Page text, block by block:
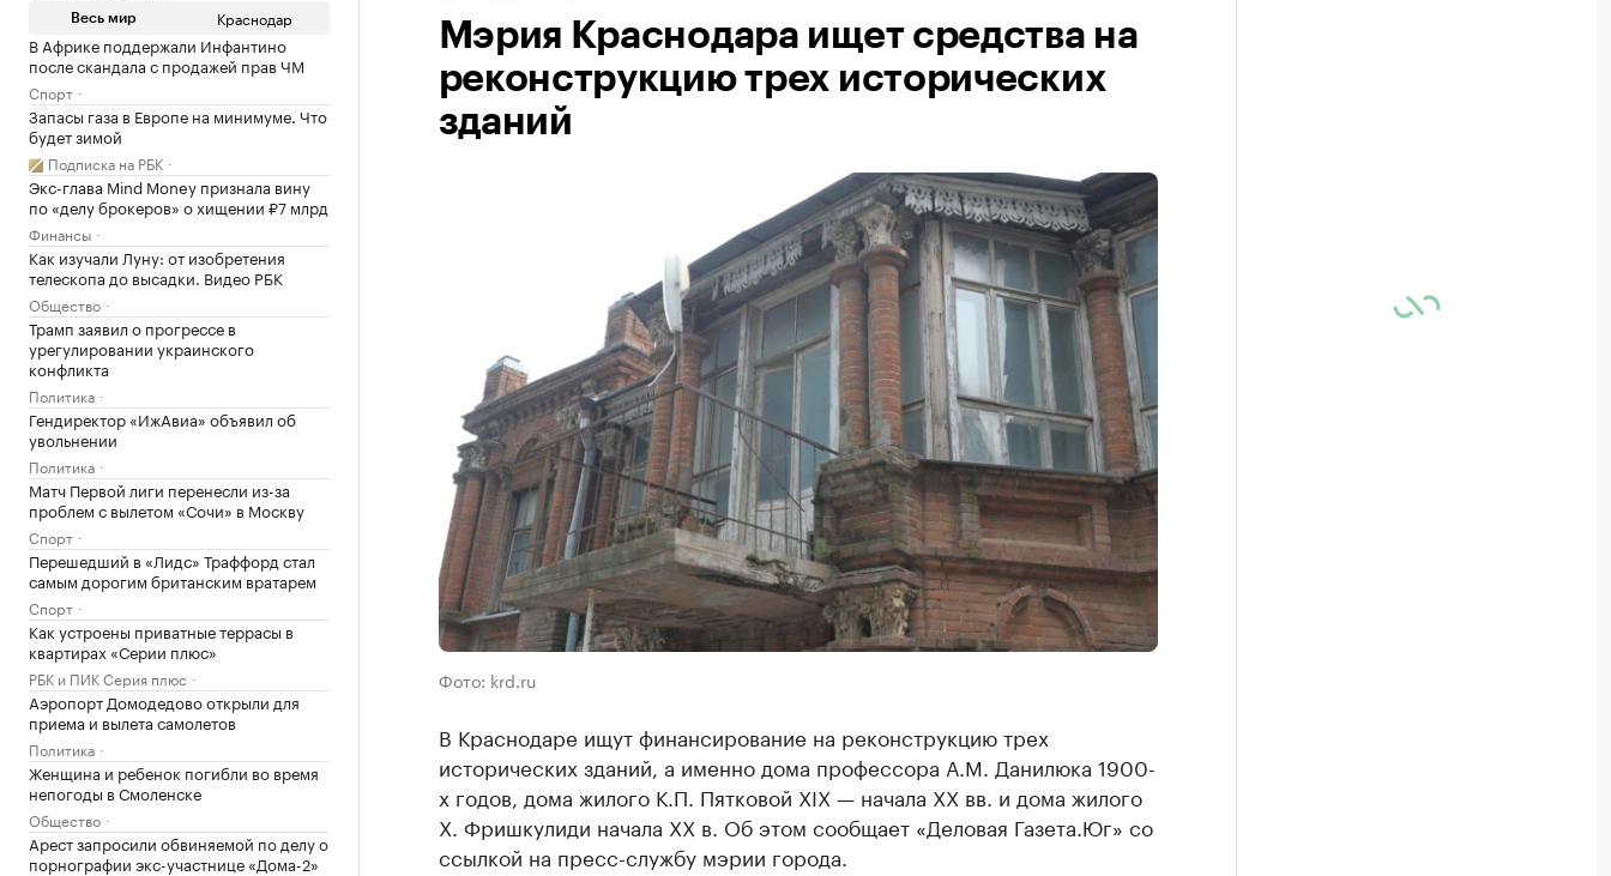
Весь мир Краснодар
В Африке поддержали Инфантино
после скандала с продажей прав ЧМ
Спорт
Запасы газа в Европе на минимуме. Что
будет зимой
Подписка на РБК
Экс-глава Mind Money признала вину
по «делу брокеров» о хищении ₽7 млрд
Финансы
Как изучали Луну: от изобретения
телескопа до высадки. Видео РБК
Общество
Трамп заявил о прогрессе в
урегулировании украинского
конфликта
Политика
Гендиректор «ИжАвиа» объявил об
увольнении
Политика
Матч Первой лиги перенесли из-за
проблем с вылетом «Сочи» в Москву
Спорт
Перешедший в «Лидс» Траффорд стал
самым дорогим британским вратарем
Спорт
Как устроены приватные террасы в
квартирах «Серии плюс»
РБК и ПИК Серия плюс
Аэропорт Домодедово открыли для
приема и вылета самолетов
Политика
Женщина и ребенок погибли во время
непогоды в Смоленске
Общество
Арест запросили обвиняемой по делу о
порнографии экс-участнице «Дома-2»
Мэрия Краснодара ищет средства на
реконструкцию трех исторических
зданий
Фото: krd.ru
В Краснодаре ищут финансирование на реконструкцию трех
исторических зданий, а именно дома профессора А.М. Данилюка 1900-
х годов, дома жилого К.П. Пятковой XIX — начала XX вв. и дома жилого
Х. Фришкулиди начала XX в. Об этом сообщает «Деловая Газета.Юг» со
ссылкой на пресс-службу мэрии города.